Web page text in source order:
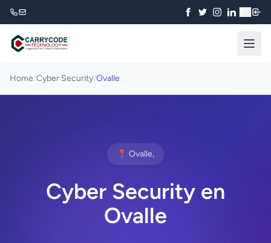
Home/Cyber Security/Ovalle
📍 Ovalle,
Cyber Security en
Ovalle